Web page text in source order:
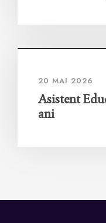
20 MAI 2026
Asistent
ani